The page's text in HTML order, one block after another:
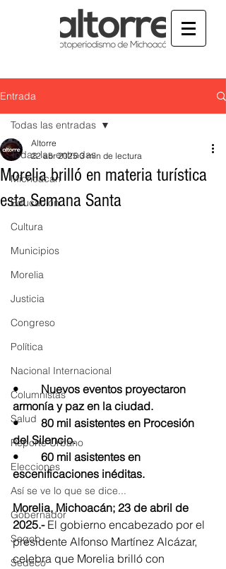
Entrada
Todas las entradas
Michoacán
Educación
Cultura
Municipios
Morelia
Justicia
Congreso
Política
Nacional Internacional
Columnistas
Salud
Reporte Urbano
Elecciones
Así se ve lo que se dice...
Gobernador
Segob
Sedeco
Todas las entradas
Morelia brilló en materia turística
esta Semana Santa
Altorre
22 abr 2025 3 min de lectura
•	Nuevos eventos proyectaron
armonía y paz en la ciudad.
•	80 mil asistentes en Procesión
del Silencio.
•	60 mil asistentes en
escenificaciones inéditas.
Morelia, Michoacán; 23 de abril de
2025.- El gobierno encabezado por el
presidente Alfonso Martínez Alcázar,
celebra que Morelia brilló con